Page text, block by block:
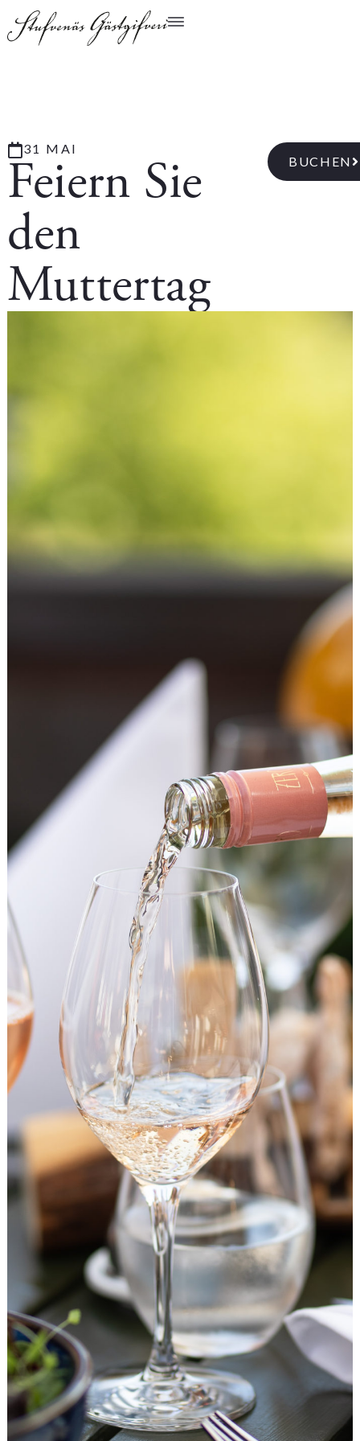
31 MAI
Feiern Sie
den
Muttertag
BUCHEN